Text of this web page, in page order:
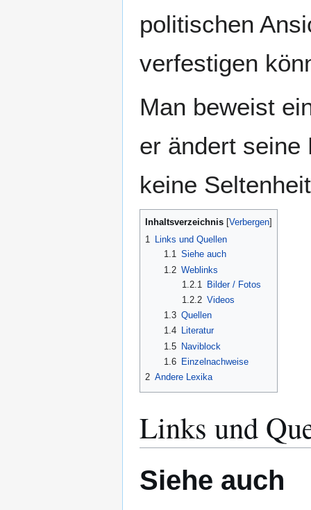
politischen
verfestigen
Man beweist
er ändert seine
keine
Inhaltsverzeichnis
1 Links und Quellen
1.1 Siehe auch
1.2 Weblinks
1.2.1
Bilder / Fotos
1.2.2 Videos
1.3 Quellen
1.4
Literatur
1.5
Naviblock
1.6
Einzelnachweise
2 Andere Lexika
Links und
Siehe auch